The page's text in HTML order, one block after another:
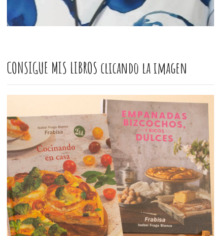
CONSIGUE MIS LIBROS clicando la imagen